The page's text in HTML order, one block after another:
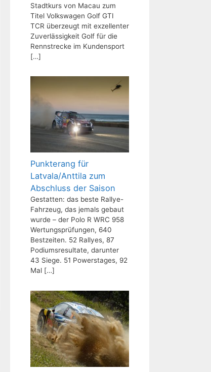
Stadtkurs von Macau zum
Titel Volkswagen Golf GTI
TCR überzeugt mit exzellenter
Zuverlässigkeit Golf für die
Rennstrecke im Kundensport
[…]
Punkterang für
Latvala/Anttila zum
Abschluss der Saison
Gestatten: das beste Rallye-
Fahrzeug, das jemals gebaut
wurde – der Polo R WRC 958
Wertungsprüfungen, 640
Bestzeiten. 52 Rallyes, 87
Podiumsresultate, darunter
43 Siege. 51 Powerstages, 92
Mal […]